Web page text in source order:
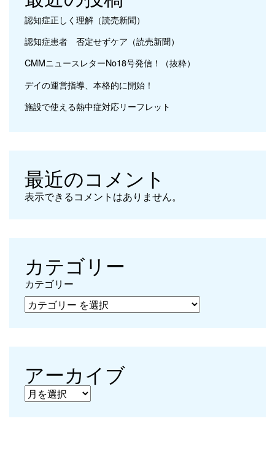
認知症正しく理解（読売新聞）
認知症患者 否定せずケア（読売新聞）
CMMニュースレターNo18号発信！（抜粋）
デイの運営指導、本格的に開始！
施設で使える熱中症対応リーフレット
最近のコメント
表示できるコメントはありません。
カテゴリー
カテゴリー
アーカイブ
アーカイブ